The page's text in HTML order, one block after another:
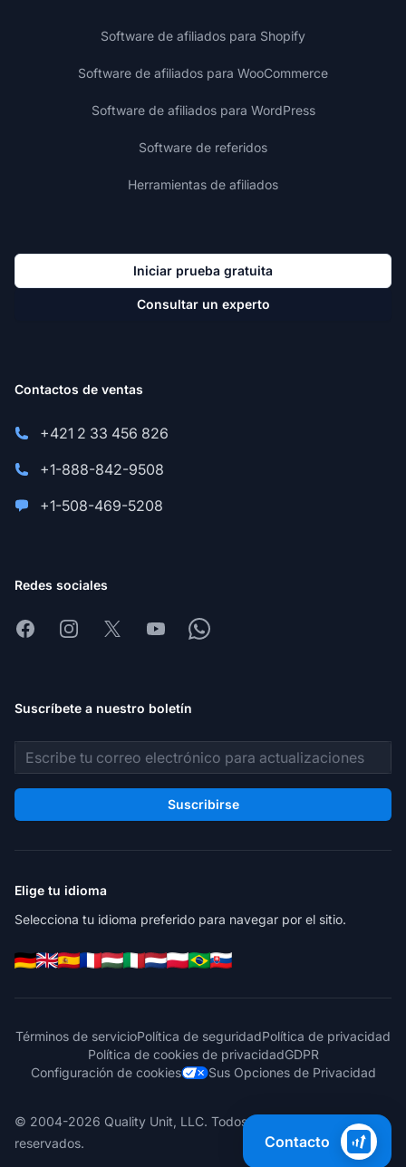
Software de afiliados para Shopify
Software de afiliados para WooCommerce
Software de afiliados para WordPress
Software de referidos
Herramientas de afiliados
Iniciar prueba gratuita
Consultar un experto
Contactos de ventas
+421 2 33 456 826
+1-888-842-9508
+1-508-469-5208
Redes sociales
FacebookInstagram
X YoutubeWhatsapp
Suscríbete a nuestro boletín
Dirección de correo electrónico
Suscribirse
Elige tu idioma
Selecciona tu idioma preferido para navegar por el sitio.
Términos de servicioPolítica de seguridadPolítica de privacidad
Política de cookies de privacidadGDPR
Configuración de cookies
Sus Opciones de Privacidad
© 2004-2026 Quality Unit, LLC. Todos los derechos
reservados.
Contacto